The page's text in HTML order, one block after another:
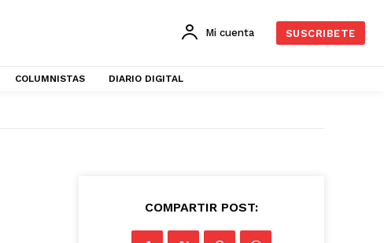
Mi cuenta SUSCRIBETE
COLUMNISTAS DIARIO DIGITAL
COMPARTIR POST: